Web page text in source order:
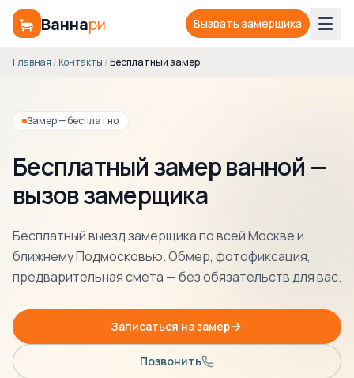
Ваннари Вызвать замерщика
Главная / Контакты /Бесплатный замер
Замер — бесплатно
Бесплатный замер ванной —
вызов замерщика
Бесплатный выезд замерщика по всей Москве и
ближнему Подмосковью. Обмер, фотофиксация,
предварительная смета — без обязательств для вас.
Записаться на замер
Позвонить